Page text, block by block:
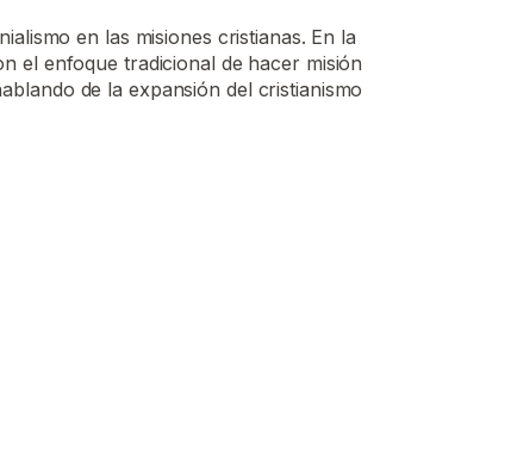
en las misiones cristianas. En la
el enfoque tradicional de hacer misión
de la expansión del cristianismo